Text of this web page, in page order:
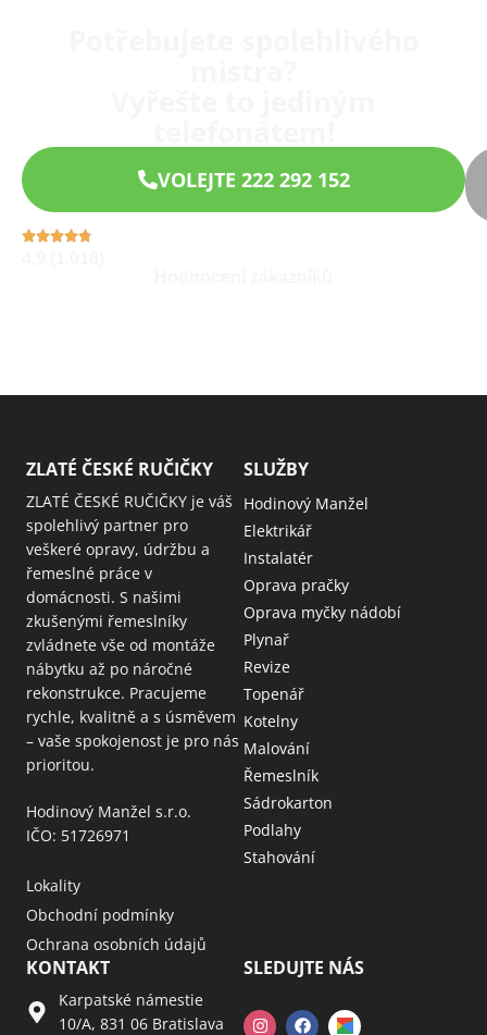
VOLEJTE 222 292 152
ZLATÉ ČESKÉ RUČIČKY
ZLATÉ ČESKÉ RUČIČKY je váš
spolehlivý partner pro
veškeré opravy, údržbu a
řemeslné práce v
domácnosti. S našimi
zkušenými řemeslníky
zvládnete vše od montáže
nábytku až po náročné
rekonstrukce. Pracujeme
rychle, kvalitně a s úsměvem
– vaše spokojenost je pro nás
prioritou.
Hodinový Manžel s.r.o.
IČO: 51726971
Lokality
Obchodní podmínky
Ochrana osobních údajů
SLUŽBY
Hodinový Manžel
Elektrikář
Instalatér
Oprava pračky
Oprava myčky nádobí
Plynař
Revize
Topenář
Kotelny
Malování
Řemeslník
Sádrokarton
Podlahy
Stahování
KONTAKT
Karpatské námestie
10/A, 831 06 Bratislava
SLEDUJTE NÁS